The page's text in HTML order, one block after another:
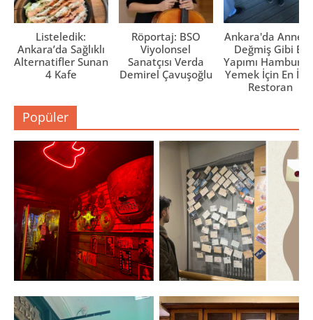
Listeledik:
Ankara’da Sağlıklı
Alternatifler Sunan
4 Kafe
Röportaj: BSO
Viyolonsel
Sanatçısı Verda
Demirel Çavuşoğlu
Ankara'da Anne
Değmiş Gibi Ev
Yapımı
Yemek İçin En İyi
Restoran
Popüler